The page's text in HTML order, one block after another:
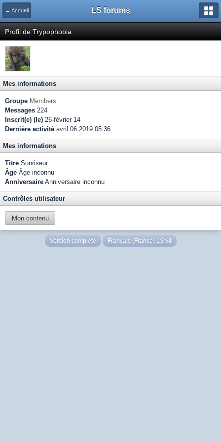
← Accueil LS forums
Profil de Trypophobia
Mes informations
Groupe Members
Messages 224
Inscrit(e) (le) 26-février 14
Dernière activité avril 06 2019 05:36
Mes informations
Titre Sunriseur
Âge Âge inconnu
Anniversaire Anniversaire inconnu
Contrôles utilisateur
Mon contenu
Version complète Français (France) LS v4